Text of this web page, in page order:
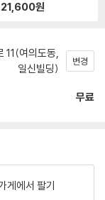
21,600원
11(여의도동,
일신빌딩)
변경
무료
게에서 팔기